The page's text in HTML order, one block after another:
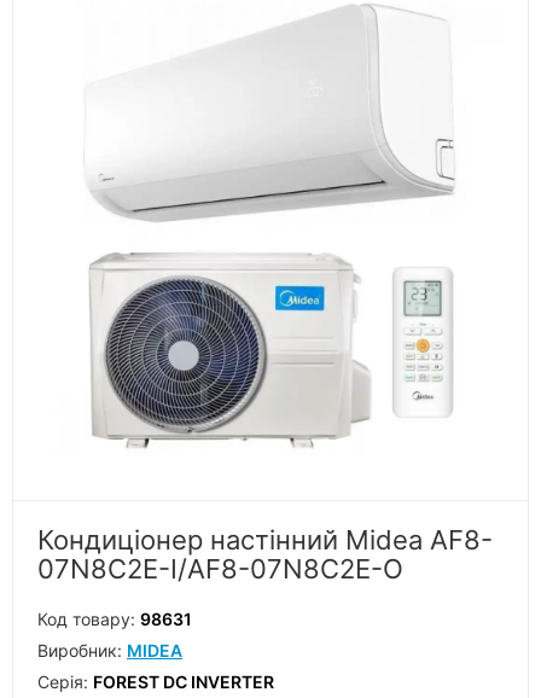
Кондиціонер настінний Midea AF8-
07N8C2E-I/AF8-07N8C2E-O
Код товару: 98631
Виробник: MIDEA
Серiя: FOREST DC INVERTER